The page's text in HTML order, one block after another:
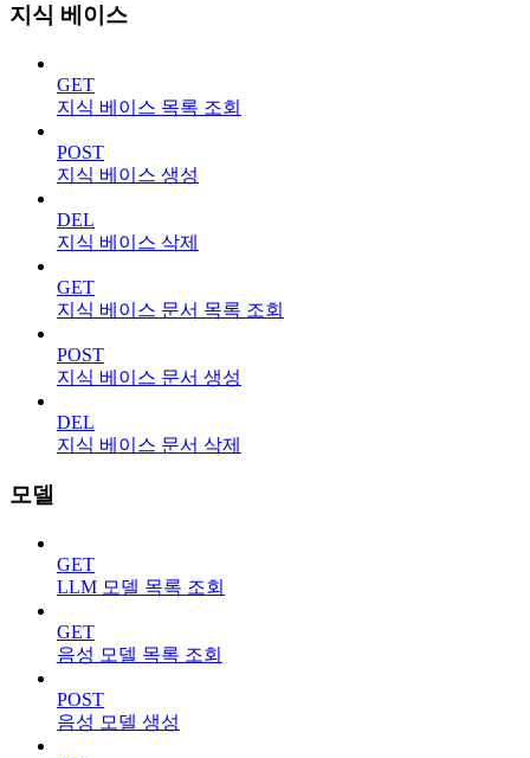
지식 베이스
GET
지식 베이스 목록 조회
POST
지식 베이스 생성
DEL
지식 베이스 삭제
GET
지식 베이스 문서 목록 조회
POST
지식 베이스 문서 생성
DEL
지식 베이스 문서 삭제
모델
GET
LLM 모델 목록 조회
GET
음성 모델 목록 조회
POST
음성 모델 생성